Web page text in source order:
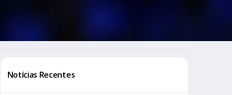
Notícias Recentes